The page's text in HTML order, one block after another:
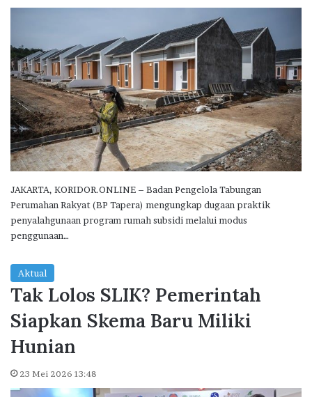
JAKARTA, KORIDOR.ONLINE – Badan Pengelola Tabungan
Perumahan Rakyat (BP Tapera) mengungkap dugaan praktik
penyalahgunaan program rumah subsidi melalui modus
penggunaan…
Aktual
Tak Lolos SLIK? Pemerintah
Siapkan Skema Baru Miliki
Hunian
23 Mei 2026 13:48